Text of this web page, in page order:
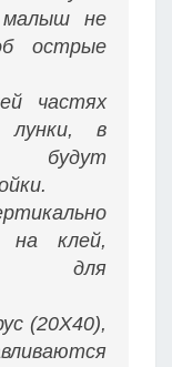
малыш не
острые
частях
лунки, в
на клей,
для
(20Х40),